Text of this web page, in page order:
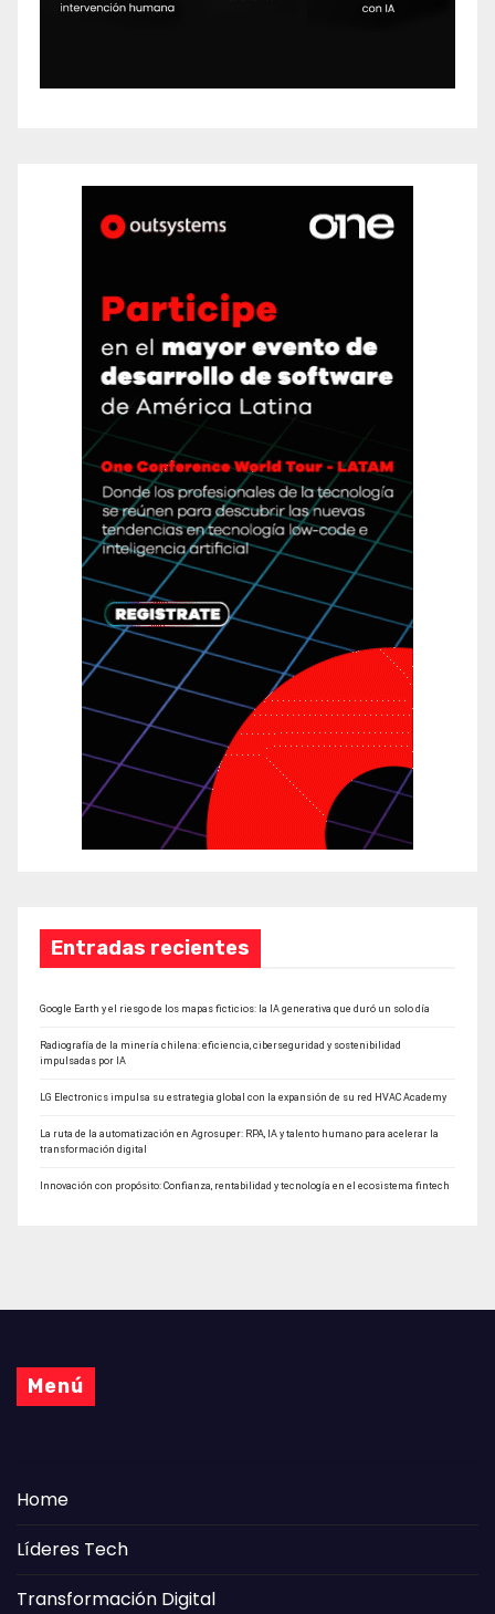
Entradas recientes
Google Earth y el riesgo de los mapas ficticios: la IA generativa que duró un solo día
Radiografía de la minería chilena: eficiencia, ciberseguridad y sostenibilidad
impulsadas por IA
LG Electronics impulsa su estrategia global con la expansión de su red HVAC Academy
La ruta de la automatización en Agrosuper: RPA, IA y talento humano para acelerar la
transformación digital
Innovación con propósito: Confianza, rentabilidad y tecnología en el ecosistema fintech
Menú
Home
Líderes Tech
Transformación Digital